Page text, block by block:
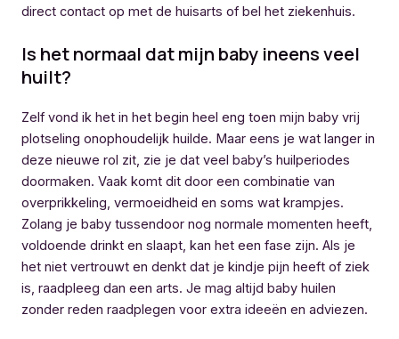
direct contact op met de huisarts of bel het ziekenhuis.
Is het normaal dat mijn baby ineens veel
huilt?
Zelf vond ik het in het begin heel eng toen mijn baby vrij
plotseling onophoudelijk huilde. Maar eens je wat langer in
deze nieuwe rol zit, zie je dat veel baby’s huilperiodes
doormaken. Vaak komt dit door een combinatie van
overprikkeling, vermoeidheid en soms wat krampjes.
Zolang je baby tussendoor nog normale momenten heeft,
voldoende drinkt en slaapt, kan het een fase zijn. Als je
het niet vertrouwt en denkt dat je kindje pijn heeft of ziek
is, raadpleeg dan een arts. Je mag altijd baby huilen
zonder reden raadplegen voor extra ideeën en adviezen.